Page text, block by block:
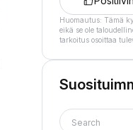
Huomautus: Tämä
eikä se ole
tarkoitus osoittaa
Search